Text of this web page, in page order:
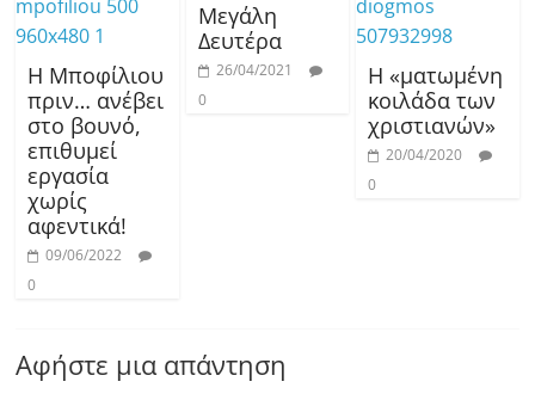
Η Μποφίλιου
πριν… ανέβει
στο βουνό,
επιθυμεί
εργασία
χωρίς
αφεντικά!
09/06/2022
0
Μεγάλη
Δευτέρα
26/04/2021
0
Η «ματωμένη
κοιλάδα των
χριστιανών»
20/04/2020
0
Αφήστε μια απάντηση